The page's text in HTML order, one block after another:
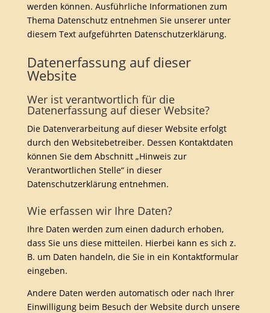
werden können. Ausführliche Informationen zum
Thema Datenschutz entnehmen Sie unserer unter
diesem Text aufgeführten Datenschutzerklärung.
Datenerfassung auf dieser
Website
Wer ist verantwortlich für die
Datenerfassung auf dieser Website?
Die Datenverarbeitung auf dieser Website erfolgt
durch den Websitebetreiber. Dessen Kontaktdaten
können Sie dem Abschnitt „Hinweis zur
Verantwortlichen Stelle“ in dieser
Datenschutzerklärung entnehmen.
Wie erfassen wir Ihre Daten?
Ihre Daten werden zum einen dadurch erhoben,
dass Sie uns diese mitteilen. Hierbei kann es sich z.
B. um Daten handeln, die Sie in ein Kontaktformular
eingeben.
Andere Daten werden automatisch oder nach Ihrer
Einwilligung beim Besuch der Website durch unsere